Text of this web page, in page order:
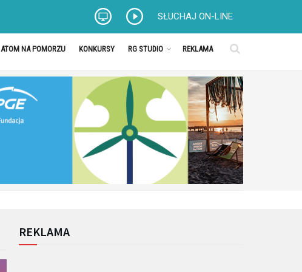
SŁUCHAJ ON-LINE
ATOM NA POMORZU KONKURSY RG STUDIO REKLAMA
REKLAMA